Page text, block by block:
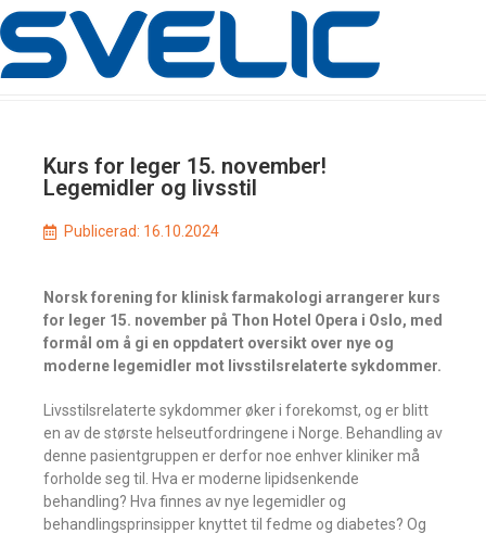
Kurs for leger 15. november!
Legemidler og livsstil
Publicerad: 16.10.2024
Norsk forening for klinisk farmakologi arrangerer kurs
for leger 15. november på Thon Hotel Opera i Oslo, med
formål om å gi en oppdatert oversikt over nye og
moderne legemidler mot livsstilsrelaterte sykdommer.
Livsstilsrelaterte sykdommer øker i forekomst, og er blitt
en av de største helseutfordringene i Norge. Behandling av
denne pasientgruppen er derfor noe enhver kliniker må
forholde seg til. Hva er moderne lipidsenkende
behandling? Hva finnes av nye legemidler og
behandlingsprinsipper knyttet til fedme og diabetes? Og